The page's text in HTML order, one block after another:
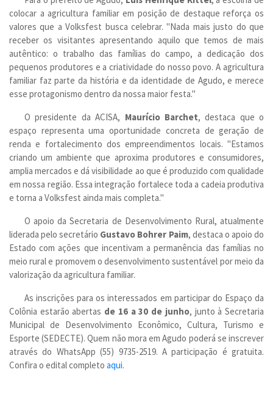
colocar a agricultura familiar em posição de destaque reforça os
valores que a Volksfest busca celebrar. "Nada mais justo do que
receber os visitantes apresentando aquilo que temos de mais
autêntico: o trabalho das famílias do campo, a dedicação dos
pequenos produtores e a criatividade do nosso povo. A agricultura
familiar faz parte da história e da identidade de Agudo, e merece
esse protagonismo dentro da nossa maior festa."
O presidente da ACISA, Maurício Barchet, destaca que o
espaço representa uma oportunidade concreta de geração de
renda e fortalecimento dos empreendimentos locais. "Estamos
criando um ambiente que aproxima produtores e consumidores,
amplia mercados e dá visibilidade ao que é produzido com qualidade
em nossa região. Essa integração fortalece toda a cadeia produtiva
e torna a Volksfest ainda mais completa."
O apoio da Secretaria de Desenvolvimento Rural, atualmente
liderada pelo secretário Gustavo Bohrer Paim, destaca o apoio do
Estado com ações que incentivam a permanência das famílias no
meio rural e promovem o desenvolvimento sustentável por meio da
valorização da agricultura familiar.
As inscrições para os interessados em participar do Espaço da
Colônia estarão abertas de 16 a 30 de junho, junto à Secretaria
Municipal de Desenvolvimento Econômico, Cultura, Turismo e
Esporte (SEDECTE). Quem não mora em Agudo poderá se inscrever
através do WhatsApp (55) 9735-2519. A participação é gratuita.
Confira o edital completo aqui.